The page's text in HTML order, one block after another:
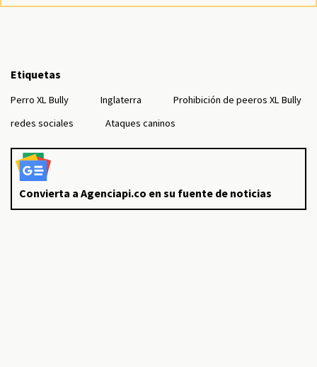
Etiquetas
Perro XL Bully Inglaterra
Prohibición de peeros XL Bully
redes sociales
Ataques caninos
Convierta a Agenciapi.co en su fuente de noticias